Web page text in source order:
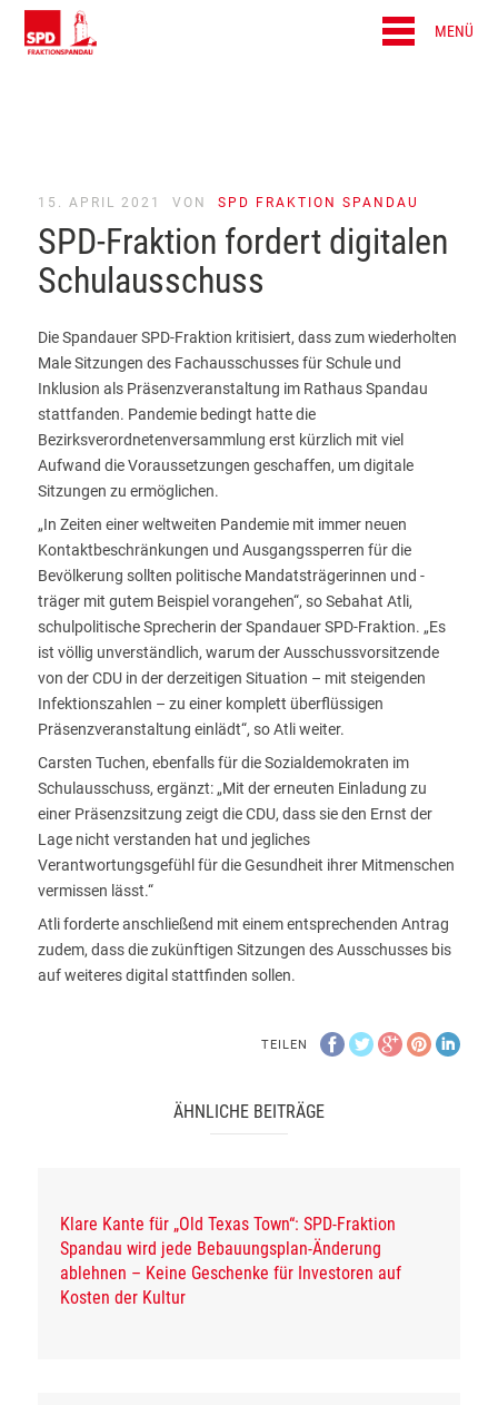
MENÜ
15. APRIL 2021 VON SPD FRAKTION SPANDAU
SPD-Fraktion fordert digitalen
Schulausschuss
Die Spandauer SPD-Fraktion kritisiert, dass zum wiederholten
Male Sitzungen des Fachausschusses für Schule und
Inklusion als Präsenzveranstaltung im Rathaus Spandau
stattfanden. Pandemie bedingt hatte die
Bezirksverordnetenversammlung erst kürzlich mit viel
Aufwand die Voraussetzungen geschaffen, um digitale
Sitzungen zu ermöglichen.
„In Zeiten einer weltweiten Pandemie mit immer neuen
Kontaktbeschränkungen und Ausgangssperren für die
Bevölkerung sollten politische Mandatsträgerinnen und -
träger mit gutem Beispiel vorangehen“, so Sebahat Atli,
schulpolitische Sprecherin der Spandauer SPD-Fraktion. „Es
ist völlig unverständlich, warum der Ausschussvorsitzende
von der CDU in der derzeitigen Situation – mit steigenden
Infektionszahlen – zu einer komplett überflüssigen
Präsenzveranstaltung einlädt“, so Atli weiter.
Carsten Tuchen, ebenfalls für die Sozialdemokraten im
Schulausschuss, ergänzt: „Mit der erneuten Einladung zu
einer Präsenzsitzung zeigt die CDU, dass sie den Ernst der
Lage nicht verstanden hat und jegliches
Verantwortungsgefühl für die Gesundheit ihrer Mitmenschen
vermissen lässt.“
Atli forderte anschließend mit einem entsprechenden Antrag
zudem, dass die zukünftigen Sitzungen des Ausschusses bis
auf weiteres digital stattfinden sollen.
TEILEN
ÄHNLICHE BEITRÄGE
Klare Kante für „Old Texas Town“: SPD-Fraktion
Spandau wird jede Bebauungsplan-Änderung
ablehnen – Keine Geschenke für Investoren auf
Kosten der Kultur